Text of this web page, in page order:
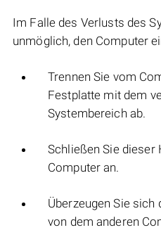
Im Falle des Verlusts des
unmöglich, den Computer
Trennen Sie vom
Festplatte mit dem
Systembereich ab.
Schließen Sie dieser
Computer an.
Überzeugen Sie sich
von dem anderen